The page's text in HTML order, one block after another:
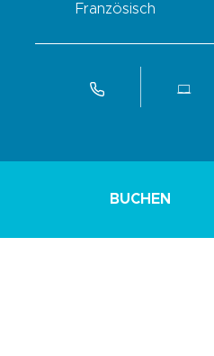
Französisch
BUCHEN